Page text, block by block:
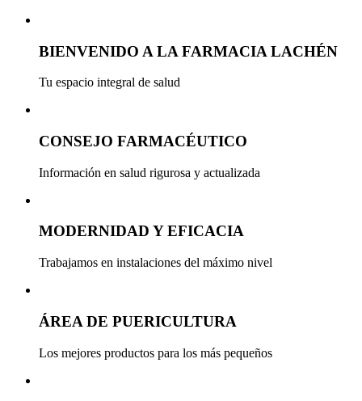
BIENVENIDO A LA FARMACIA LACHÉN
Tu espacio integral de salud
CONSEJO FARMACÉUTICO
Información en salud rigurosa y actualizada
MODERNIDAD Y EFICACIA
Trabajamos en instalaciones del máximo nivel
ÁREA DE PUERICULTURA
Los mejores productos para los más pequeños